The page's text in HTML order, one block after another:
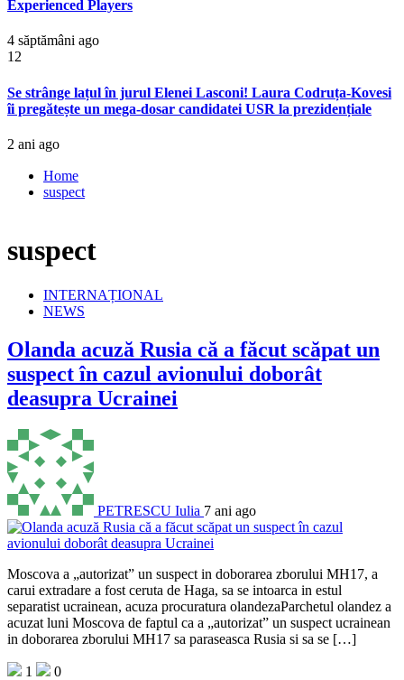
Experienced Players
4 săptămâni ago
12
Se strânge lațul în jurul Elenei Lasconi! Laura Codruța-Kovesi
îi pregătește un mega-dosar candidatei USR la prezidențiale
2 ani ago
Home
suspect
suspect
INTERNAȚIONAL
NEWS
Olanda acuză Rusia că a făcut scăpat un
suspect în cazul avionului doborât
deasupra Ucrainei
PETRESCU Iulia 7 ani ago
Moscova a „autorizat” un suspect in doborarea zborului MH17, a
carui extradare a fost ceruta de Haga, sa se intoarca in estul
separatist ucrainean, acuza procuratura olandezaParchetul olandez a
acuzat luni Moscova de faptul ca a „autorizat” un suspect ucrainean
in doborarea zborului MH17 sa paraseasca Rusia si sa se […]
1
0